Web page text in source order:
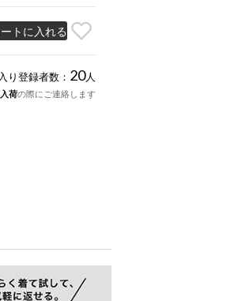
トに入れる
り登録者数： 20人
荷の際にご連絡します